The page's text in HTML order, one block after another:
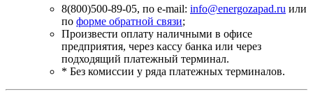
8(800)500-89-05, по e-mail: info@energozapad.ru или
по форме обратной связи;
Произвести оплату наличными в офисе
предприятия, через кассу банка или через
подходящий платежный терминал.
* Без комиссии у ряда платежных терминалов.